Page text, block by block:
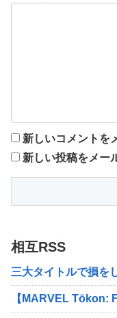
新しいコメントを
新しい投稿をメー
相互RSS
三大タイトルで損を
【MARVEL Tōkon: